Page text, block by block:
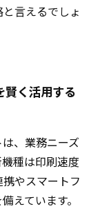
言えるでしょ
賢く活用する
、業務ニーズ
種は印刷速度
やスマートフ
えています。